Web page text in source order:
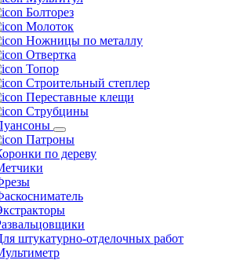
Болторез
Молоток
Ножницы по металлу
Отвертка
Топор
Строительный степлер
Переставные клещи
Струбцины
Патроны
по дереву
штукатурно-отделочных работ